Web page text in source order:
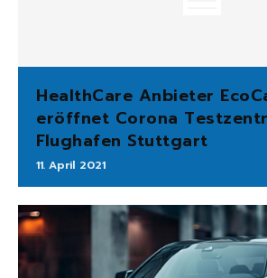
HealthCare Anbieter
eröffnet Corona
Flughafen Stuttgart
11. April 2021